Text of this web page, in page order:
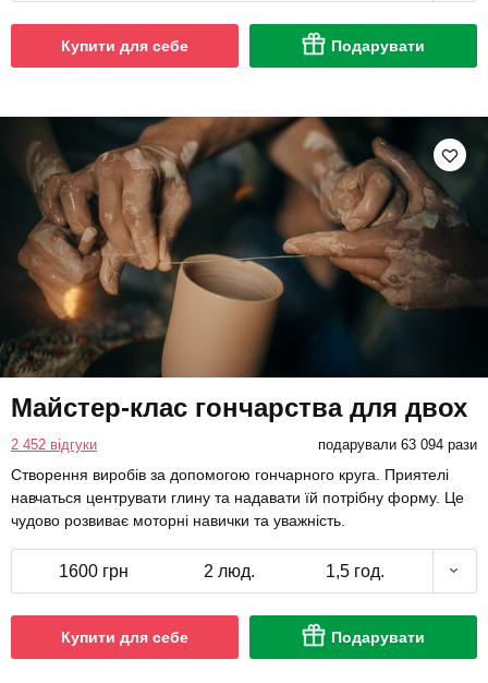
Купити для себе Подарувати
Майстер-клас гончарства для двох
2 452 відгуки подарували 63 094 рази
Створення виробів за допомогою гончарного круга. Приятелі
навчаться центрувати глину та надавати їй потрібну форму. Це
чудово розвиває моторні навички та уважність.
1600 грн 2 люд. 1,5 год.
Купити для себе Подарувати